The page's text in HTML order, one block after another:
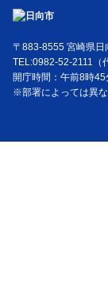
〒883-8555 宮崎県日
TEL:0982-52-2111（
開庁時間：午前8時
※部署によっては異な